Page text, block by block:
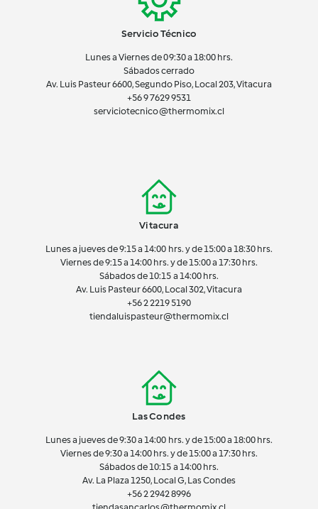
Servicio Técnico
Lunes a Viernes de 09:30 a 18:00 hrs.
Sábados cerrado
Av. Luis Pasteur 6600, Segundo Piso, Local 203, Vitacura
+56 9 7629 9531
serviciotecnico@thermomix.cl
Vitacura
Lunes a jueves de 9:15 a 14:00 hrs. y de 15:00 a 18:30 hrs.
Viernes de 9:15 a 14:00 hrs. y de 15:00 a 17:30 hrs.
Sábados de 10:15 a 14:00 hrs.
Av. Luis Pasteur 6600, Local 302, Vitacura
+56 2 2219 5190
tiendaluispasteur@thermomix.cl
Las Condes
Lunes a jueves de 9:30 a 14:00 hrs. y de 15:00 a 18:00 hrs.
Viernes de 9:30 a 14:00 hrs. y de 15:00 a 17:30 hrs.
Sábados de 10:15 a 14:00 hrs.
Av. La Plaza 1250, Local G, Las Condes
+56 2 2942 8996